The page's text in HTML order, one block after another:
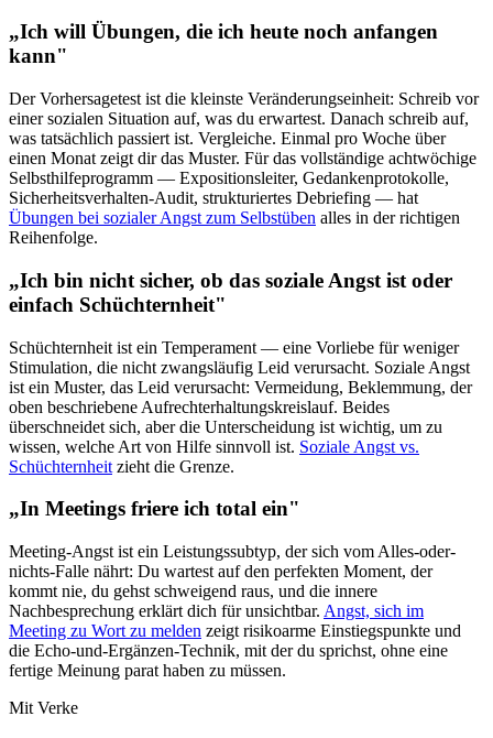
„Ich will Übungen, die ich heute noch anfangen
kann"
Der Vorhersagetest ist die kleinste Veränderungseinheit: Schreib vor
einer sozialen Situation auf, was du erwartest. Danach schreib auf,
was tatsächlich passiert ist. Vergleiche. Einmal pro Woche über
einen Monat zeigt dir das Muster. Für das vollständige achtwöchige
Selbsthilfeprogramm — Expositionsleiter, Gedankenprotokolle,
Sicherheitsverhalten-Audit, strukturiertes Debriefing — hat
Übungen bei sozialer Angst zum Selbstüben alles in der richtigen
Reihenfolge.
„Ich bin nicht sicher, ob das soziale Angst ist oder
einfach Schüchternheit"
Schüchternheit ist ein Temperament — eine Vorliebe für weniger
Stimulation, die nicht zwangsläufig Leid verursacht. Soziale Angst
ist ein Muster, das Leid verursacht: Vermeidung, Beklemmung, der
oben beschriebene Aufrechterhaltungskreislauf. Beides
überschneidet sich, aber die Unterscheidung ist wichtig, um zu
wissen, welche Art von Hilfe sinnvoll ist. Soziale Angst vs.
Schüchternheit zieht die Grenze.
„In Meetings friere ich total ein"
Meeting-Angst ist ein Leistungssubtyp, der sich vom Alles-oder-
nichts-Falle nährt: Du wartest auf den perfekten Moment, der
kommt nie, du gehst schweigend raus, und die innere
Nachbesprechung erklärt dich für unsichtbar. Angst, sich im
Meeting zu Wort zu melden zeigt risikoarme Einstiegspunkte und
die Echo-und-Ergänzen-Technik, mit der du sprichst, ohne eine
fertige Meinung parat haben zu müssen.
Mit Verke